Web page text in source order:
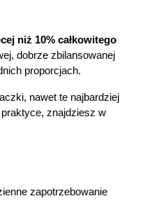
niż 10% całkowitego
dobrze zbilansowanej
proporcjach.
nawet te najbardziej
znajdziesz w
zapotrzebowanie